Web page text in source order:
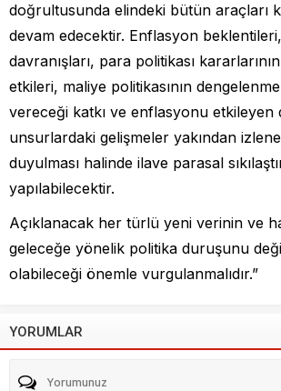
doğrultusunda elindeki bütün araçları
devam edecektir. Enflasyon
davranışları, para politikası
etkileri, maliye politikasının
vereceği katkı ve enflasyonu etkileyen
unsurlardaki gelişmeler yakından
duyulması halinde ilave parasal
yapılabilecektir.
Açıklanacak her türlü yeni verinin ve
geleceğe yönelik politika duruşunu
olabileceği önemle vurgulanmalıdır.”
YORUMLAR